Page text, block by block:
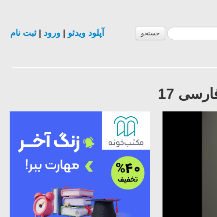
جستجو آپلود ویدئو ورود |ثبت نام
17